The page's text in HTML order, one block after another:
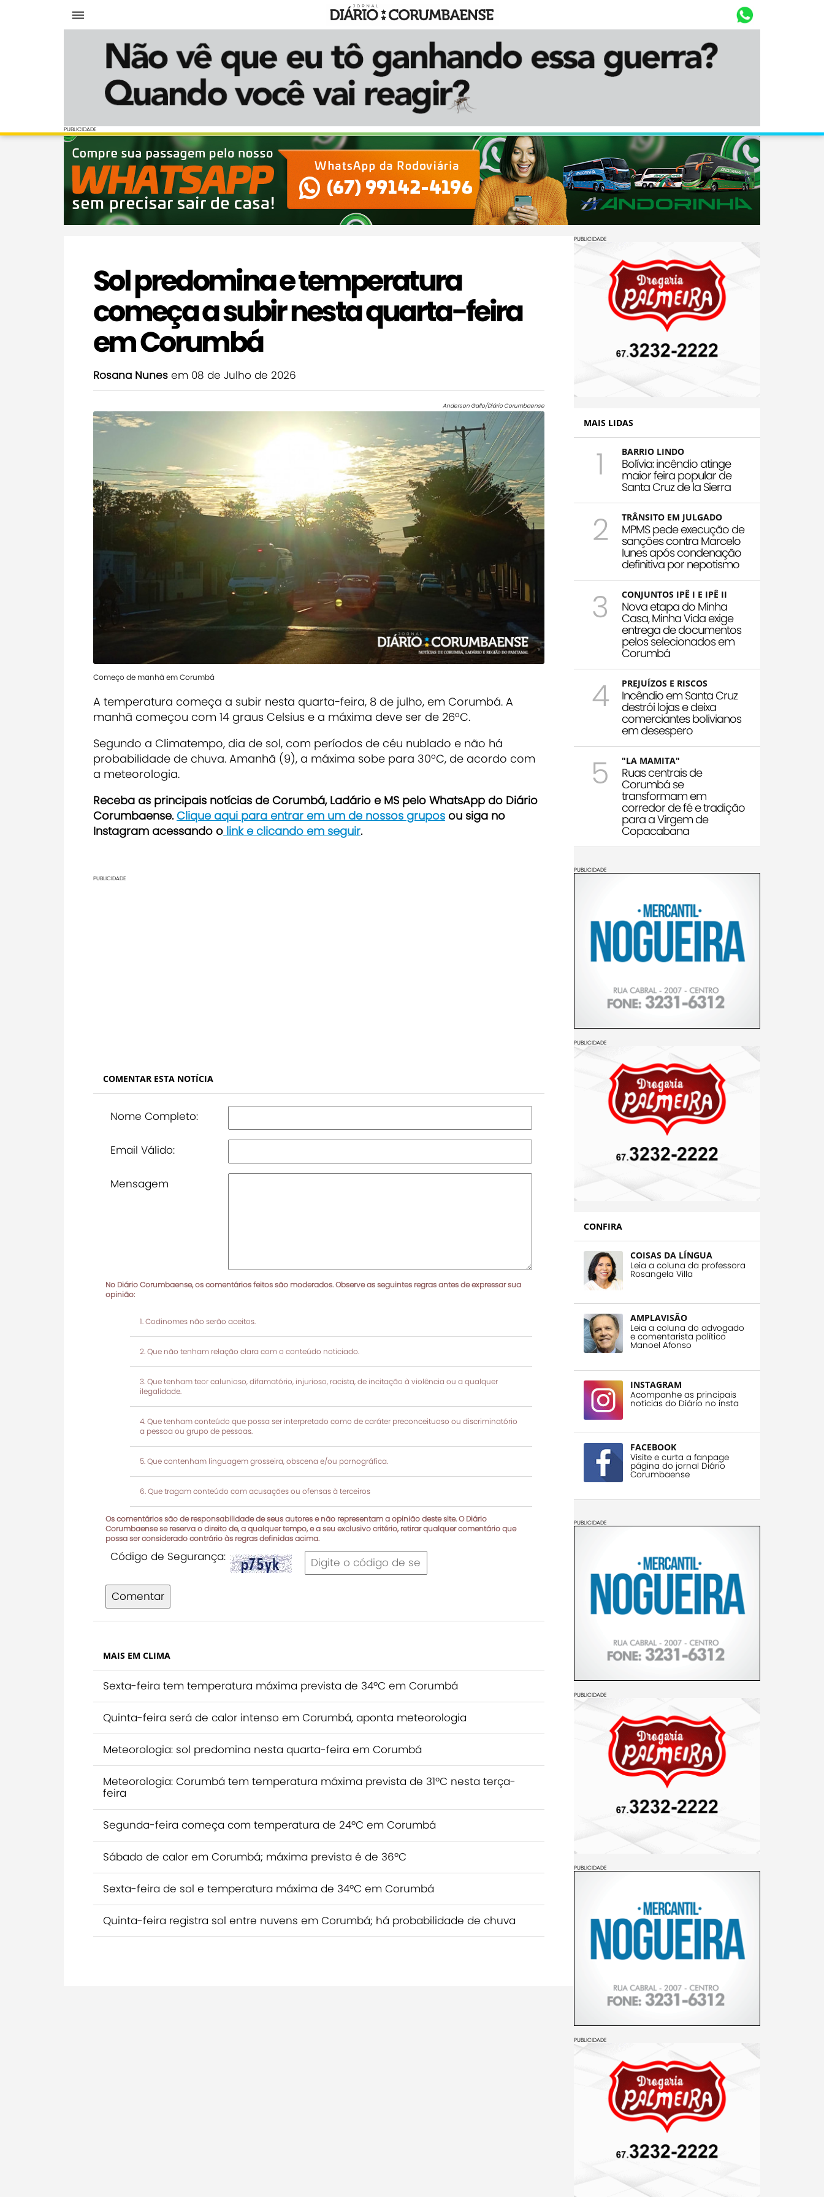
Diário Corumbaense
PUBLICIDADE
PUBLICIDADE
Sol predomina e temperatura
começa a subir nesta quarta-feira
em Corumbá
Rosana Nunes em 08 de Julho de 2026
Anderson Gallo/Diário Corumbaense
Começo de manhã em Corumbá
A temperatura começa a subir nesta quarta-feira, 8 de julho, em Corumbá. A
manhã começou com 14 graus Celsius e a máxima deve ser de 26ºC.
Segundo a Climatempo, dia de sol, com períodos de céu nublado e não há
probabilidade de chuva. Amanhã (9), a máxima sobe para 30ºC, de acordo com
a meteorologia.
Receba as principais notícias de Corumbá, Ladário e MS pelo WhatsApp do Diário
Corumbaense.Clique aqui para entrar em um de nossos grupos ou siga no
Instagram acessando o link e clicando em seguir.
PUBLICIDADE
COMENTAR ESTA NOTÍCIA
Nome Completo:
Email Válido:
Mensagem
No Diário Corumbaense, os comentários feitos são moderados. Observe as seguintes regras antes de expressar sua
opinião:
Codinomes não serão aceitos.
Que não tenham relação clara com o conteúdo noticiado.
Que tenham teor calunioso, difamatório, injurioso, racista, de incitação à violência ou a qualquer
ilegalidade.
Que tenham conteúdo que possa ser interpretado como de caráter preconceituoso ou discriminatório
a pessoa ou grupo de pessoas.
Que contenham linguagem grosseira, obscena e/ou pornográfica.
Que tragam conteúdo com acusações ou ofensas à terceiros
Os comentários são de responsabilidade de seus autores e não representam a opinião deste site. O Diário
Corumbaense se reserva o direito de, a qualquer tempo, e a seu exclusivo critério, retirar qualquer comentário que
possa ser considerado contrário às regras definidas acima.
Código de Segurança:
Comentar
MAIS EM CLIMA
Sexta-feira tem temperatura máxima prevista de 34ºC em Corumbá
Quinta-feira será de calor intenso em Corumbá, aponta meteorologia
Meteorologia: sol predomina nesta quarta-feira em Corumbá
Meteorologia: Corumbá tem temperatura máxima prevista de 31ºC nesta terça-
feira
Segunda-feira começa com temperatura de 24ºC em Corumbá
Sábado de calor em Corumbá; máxima prevista é de 36ºC
Sexta-feira de sol e temperatura máxima de 34ºC em Corumbá
Quinta-feira registra sol entre nuvens em Corumbá; há probabilidade de chuva
PUBLICIDADE
MAIS LIDAS
1 BARRIO LINDO
Bolívia: incêndio atinge
maior feira popular de
Santa Cruz de la Sierra
2 TRÂNSITO EM JULGADO
MPMS pede execução de
sanções contra Marcelo
Iunes após condenação
definitiva por nepotismo
3 CONJUNTOS IPÊ I E IPÊ II
Nova etapa do Minha
Casa, Minha Vida exige
entrega de documentos
pelos selecionados em
Corumbá
4 PREJUÍZOS E RISCOS
Incêndio em Santa Cruz
destrói lojas e deixa
comerciantes bolivianos
em desespero
5 "LA MAMITA"
Ruas centrais de
Corumbá se
transformam em
corredor de fé e tradição
para a Virgem de
Copacabana
PUBLICIDADE
PUBLICIDADE
CONFIRA
COISAS DA LÍNGUA
Leia a coluna da professora
Rosangela Villa
AMPLAVISÃO
Leia a coluna do advogado
e comentarista político
Manoel Afonso
INSTAGRAM
Acompanhe as principais
notícias do Diário no insta
FACEBOOK
Visite e curta a fanpage
página do jornal Diário
Corumbaense
PUBLICIDADE
PUBLICIDADE
PUBLICIDADE
PUBLICIDADE